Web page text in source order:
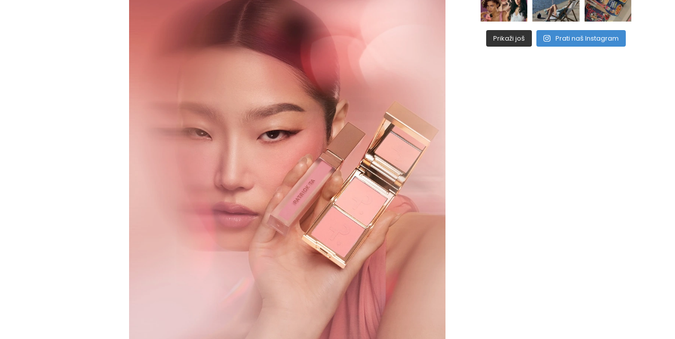
Prikaži još Prati naš Instagram